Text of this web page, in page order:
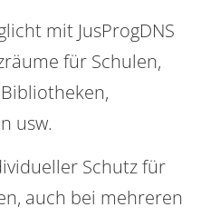
mit JusProgDNS
für Schulen,
usw.
Schutz für
auch bei mehreren